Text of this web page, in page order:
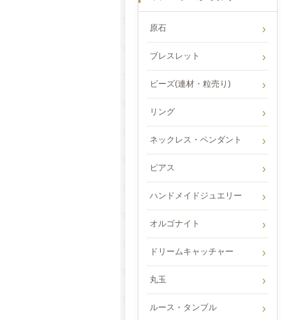
原石
ブレスレット
ビーズ(連材・粒売り)
リング
ネックレス・ペンダント
ピアス
ハンドメイドジュエリー
オルゴナイト
ドリームキャッチャー
丸玉
ルース・タンブル